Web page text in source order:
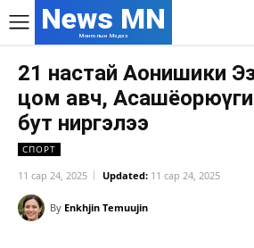
News MN
Монголын Мэдээ
21 настай Аонишики
цом авч,
бут ниргэлээ
СПОРТ
11 сар 24, 2025 Updated: 11 сар 24, 2025
By Enkhjin Temuujin